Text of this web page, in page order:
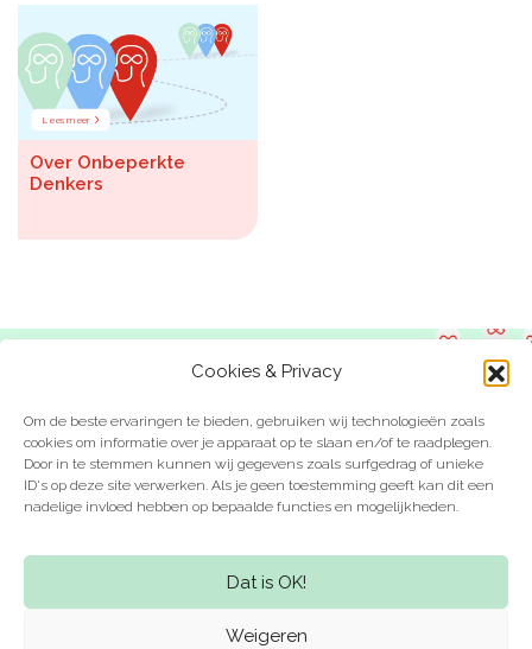
Cookies & Privacy
Om de beste ervaringen te bieden, gebruiken wij technologieën zoals
cookies om informatie over je apparaat op te slaan en/of te raadplegen.
Door in te stemmen kunnen wij gegevens zoals surfgedrag of unieke
ID's op deze site verwerken. Als je geen toestemming geeft kan dit een
nadelige invloed hebben op bepaalde functies en mogelijkheden.
Dat is OK!
Weigeren
Lees meer
Over Onbeperkte
Denkers
Denker?